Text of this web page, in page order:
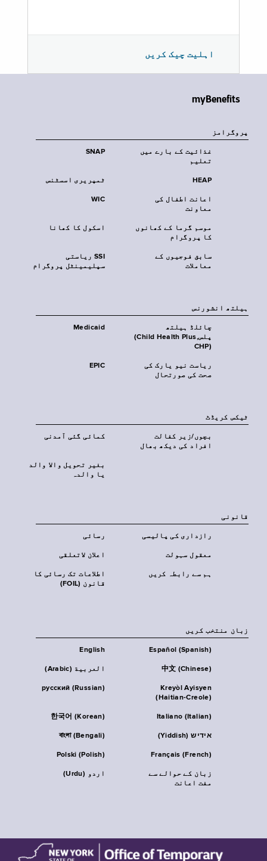
اہلیت چیک کریں
myBenefits
پروگرامز
SNAP
غذائیت کے بارے میں
تعلیم
ٹمپریری اسسٹنس HEAP
WIC
اعانت اطفال کی
معاونت
اسکول کا کھانا
موسم گرما کے کھانوں
کا پروگرام
SSI ریاستی
سپلیمینٹل پروگرام
سابق فوجیوں کے
معاملات
‏ہیلتھ انشورنس
Medicaid
چائلڈ ہیلتھ
پلس‎(Child Health Plus,
CHP)‎
EPIC
ریاست نیو یارک کی
صحت کی صورتحال
ٹیکس کریڈٹ
کمائی گئی آمدنی
بچوں/زیر کفالت
افراد کی دیکھ بھال
بغیر تحویل والا والد
یا والدہ
قانونی
رسائی رازداری کی پالیسی
اعلان لاتعلقی معقول سہولت
اطلاعات تک رسائی کا
قانون (FOIL)
ہم سے رابطہ کریں
زبان منتخب کریں
English Español (Spanish)
العربية (Arabic) 中文 (Chinese)
русский (Russian)
Kreyòl Ayisyen
(Haitian-Creole)
한국어 (Korean) Italiano (Italian)
বাংলা (Bengali) אידיש (Yiddish)
Polski (Polish) Français (French)
اردو (Urdu)
زبان کے حوالے سے
مفت اعانت